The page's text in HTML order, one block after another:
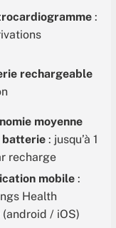
:
rechargeable
moyenne
batterie : jusqu’à 1
recharge
mobile:
Health
(android / iOS)